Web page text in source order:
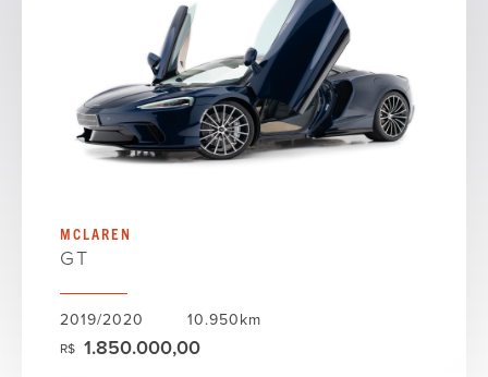
MCLAREN
GT
2019/2020 10.950km
R$ 1.850.000,00